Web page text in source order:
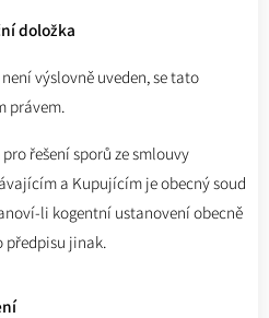
doložka
výslovně uveden, se tato
právem.
řešení sporů ze smlouvy
a Kupujícím je obecný soud
li kogentní ustanovení obecně
předpisu jinak.